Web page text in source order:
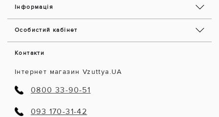
Інформація
Особистий кабінет
Контакти
Інтернет магазин Vzuttya.UA
0800 33-90-51
093 170-31-42